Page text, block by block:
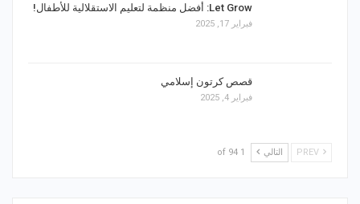
Let Grow: أفضل منظمة لتعليم الاستقلالية للأطفال!
فبراير 17, 2025
قصص كرتون إسلامي
فبراير 4, 2025
التالي 1 of 94